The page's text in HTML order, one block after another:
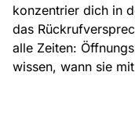
konzentrier dich in
das
alle Zeiten:
wissen, wann sie